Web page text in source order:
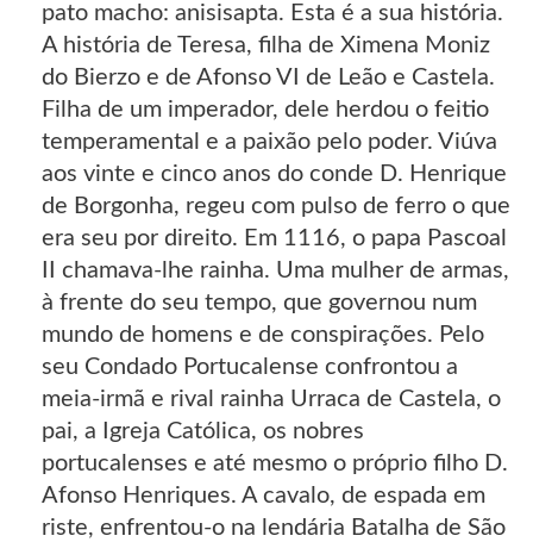
pato macho: anisisapta. Esta é a sua história.
A história de Teresa, filha de Ximena Moniz
do Bierzo e de Afonso VI de Leão e Castela.
Filha de um imperador, dele herdou o feitio
temperamental e a paixão pelo poder. Viúva
aos vinte e cinco anos do conde D. Henrique
de Borgonha, regeu com pulso de ferro o que
era seu por direito. Em 1116, o papa Pascoal
II chamava-lhe rainha. Uma mulher de armas,
à frente do seu tempo, que governou num
mundo de homens e de conspirações. Pelo
seu Condado Portucalense confrontou a
meia-irmã e rival rainha Urraca de Castela, o
pai, a Igreja Católica, os nobres
portucalenses e até mesmo o próprio filho D.
Afonso Henriques. A cavalo, de espada em
riste, enfrentou-o na lendária Batalha de São